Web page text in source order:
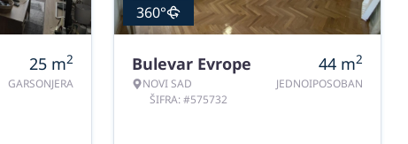
25 m2
GARSONJERA
360°
Bulevar Evrope
NOVI SAD
ŠIFRA: #575732
44 m2
JEDNOIPOSOBAN